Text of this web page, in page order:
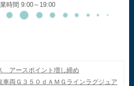
時間 9:00～19:00
アースポイント増し締め
車両Ｇ３５０ｄＡＭＧラインラグジュア